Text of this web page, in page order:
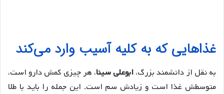
غذاهایی که به کلیه آسیب وارد می‌کند
به نقل از دانشمند بزرگ،ابوعلی سینا، هر چیزی کمش دارو است،
متوسطش غذا است و زیادش سم است. این جمله را باید با طلا